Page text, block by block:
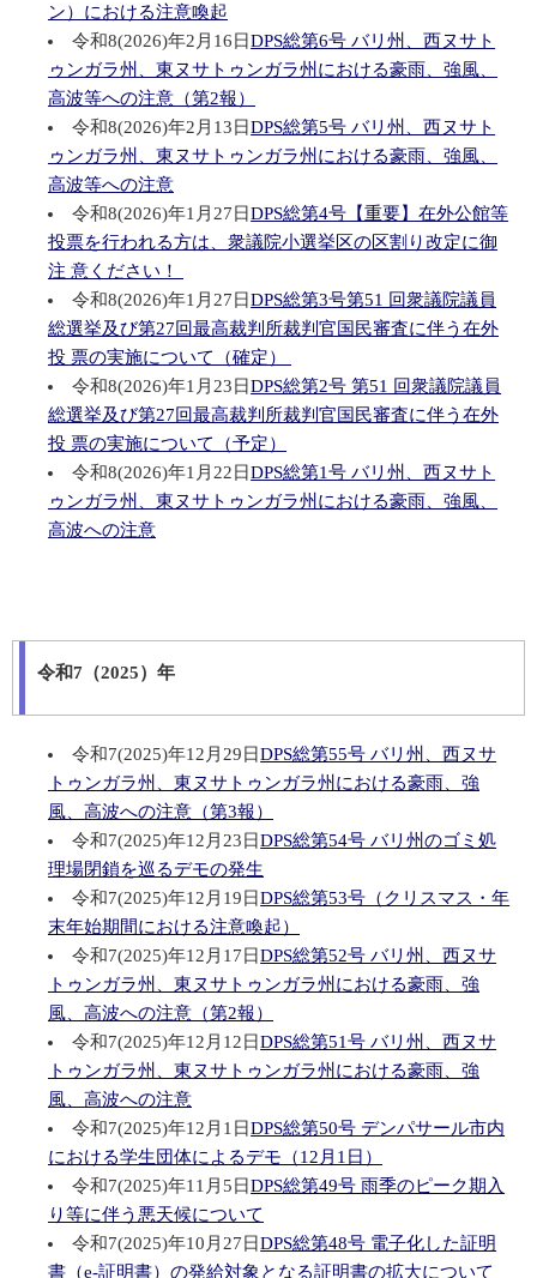
ン）における注意喚起
令和8(2026)年2月16日DPS総第6号 バリ州、西ヌサト
ゥンガラ州、東ヌサトゥンガラ州における豪雨、強風、
高波等への注意（第2報）
令和8(2026)年2月13日DPS総第5号 バリ州、西ヌサト
ゥンガラ州、東ヌサトゥンガラ州における豪雨、強風、
高波等への注意
令和8(2026)年1月27日DPS総第4号 【重要】在外公館等
投票を行われる方は、衆議院小選挙区の区割り改定に御
注 意ください！
令和8(2026)年1月27日DPS総第3号第51 回衆議院議員
総選挙及び第27回最高裁判所裁判官国民審査に伴う在外
投 票の実施について（確定）
令和8(2026)年1月23日DPS総第2号第51 回衆議院議員
総選挙及び第27回最高裁判所裁判官国民審査に伴う在外
投 票の実施について（予定）
令和8(2026)年1月22日DPS総第1号 バリ州、西ヌサト
ゥンガラ州、東ヌサトゥンガラ州における豪雨、強風、
高波への注意
令和7（2025）年
令和7(2025)年12月29日DPS総第55号 バリ州、西ヌサ
トゥンガラ州、東ヌサトゥンガラ州における豪雨、強
風、高波への注意（第3報）
令和7(2025)年12月23日DPS総第54号 バリ州のゴミ処
理場閉鎖を巡るデモの発生
令和7(2025)年12月19日DPS総第53号（クリスマス・年
末年始期間における注意喚起）
令和7(2025)年12月17日DPS総第52号 バリ州、西ヌサ
トゥンガラ州、東ヌサトゥンガラ州における豪雨、強
風、高波への注意（第2報）
令和7(2025)年12月12日DPS総第51号 バリ州、西ヌサ
トゥンガラ州、東ヌサトゥンガラ州における豪雨、強
風、高波への注意
令和7(2025)年12月1日DPS総第50号 デンパサール市内
における学生団体によるデモ（12月1日）
令和7(2025)年11月5日DPS総第49号 雨季のピーク期入
り等に伴う悪天候について
令和7(2025)年10月27日DPS総第48号 電子化した証明
書（e-証明書）の発給対象となる証明書の拡大について